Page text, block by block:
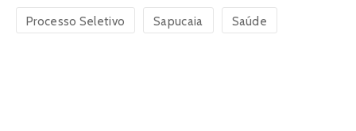
Processo Seletivo Sapucaia Saúde